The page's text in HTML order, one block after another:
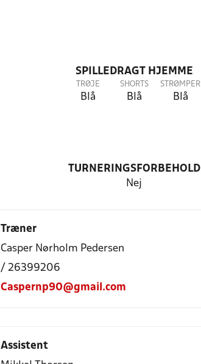
SPILLEDRAGT HJEMME
TRØJE
Blå
SHORTS
Blå
STRØMPER
Blå
TURNERINGSFORBEHOLD
Nej
Træner
Casper Nørholm Pedersen
/ 26399206
Caspernp90@gmail.com
Assistent